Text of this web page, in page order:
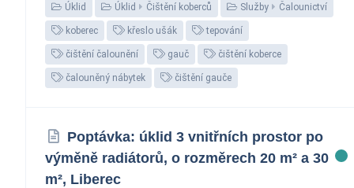
Úklid Úklid Čištění koberců Služby Čalounictví
koberec křeslo ušák tepování
čištění čalounění gauč čištění koberce
čalouněný nábytek čištění gauče
Poptávka: úklid 3 vnitřních prostor po
výměně radiátorů, o rozměrech 20 m² a 30
m², Liberec